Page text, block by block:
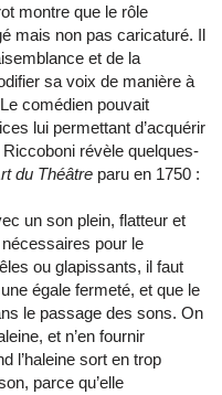
montre que le rôle
mais non pas caricaturé. Il
et de la
sa voix de manière à
comédien pouvait
lui permettant d’acquérir
révèle quelques-
du Théâtre paru en 1750 :
un son plein, flatteur et
pour le
ou glapissants, il faut
égale fermeté, et que le
le passage des sons. On
et n’en fournir
l’haleine sort en trop
parce qu’elle